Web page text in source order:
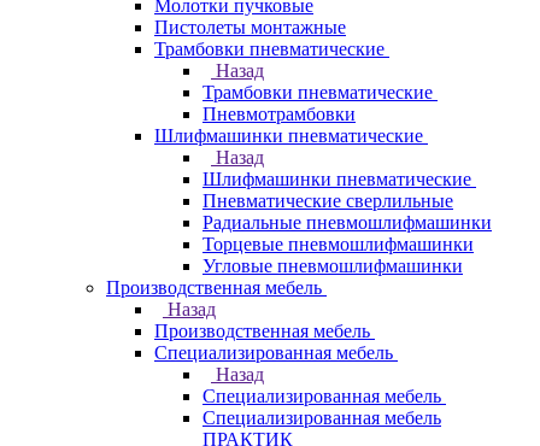
Молотки пучковые
Пистолеты монтажные
Трамбовки пневматические
Назад
Трамбовки пневматические
Пневмотрамбовки
Шлифмашинки пневматические
Назад
Шлифмашинки пневматические
Пневматические сверлильные
Радиальные пневмошлифмашинки
Торцевые пневмошлифмашинки
Угловые пневмошлифмашинки
Производственная мебель
Назад
Производственная мебель
Cпециализированная мебель
Назад
Cпециализированная мебель
Специализированная мебель
ПРАКТИК